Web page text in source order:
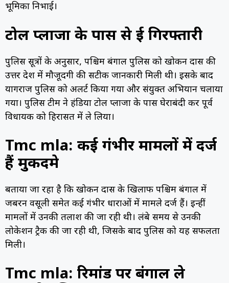
भूमिका निभाई।
टोल प्लाजा के पास से हुई गिरफ्तारी
पुलिस सूत्रों के अनुसार, पश्चिम बंगाल पुलिस को खोकन दास की
उत्तर प्रदेश में मौजूदगी की सटीक जानकारी मिली थी। इसके बाद
प्रयागराज पुलिस को अलर्ट किया गया और संयुक्त अभियान चलाया
गया। पुलिस टीम ने हंडिया टोल प्लाजा के पास घेराबंदी कर पूर्व
विधायक को हिरासत में ले लिया।
Tmc mla: कई गंभीर मामलों में दर्ज
हैं मुकदमे
बताया जा रहा है कि खोकन दास के खिलाफ पश्चिम बंगाल में
जबरन वसूली समेत कई गंभीर धाराओं में मामले दर्ज हैं। इन्हीं
मामलों में उनकी तलाश की जा रही थी। लंबे समय से उनकी
लोकेशन ट्रैक की जा रही थी, जिसके बाद पुलिस को यह सफलता
मिली।
Tmc mla: रिमांड पर बंगाल ले